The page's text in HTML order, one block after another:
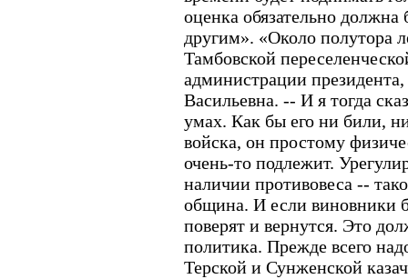
оценка обязательно должна
другим». «Около полутора
Тамбовской
администрации
Васильевна. -- И я тогда
умах. Как бы его ни били,
войска, он простому
очень-то подлежит.
наличии противовеса --
община. И если виновники
поверят и вернутся. Это
политика. Прежде всего
Терской и Сунженской